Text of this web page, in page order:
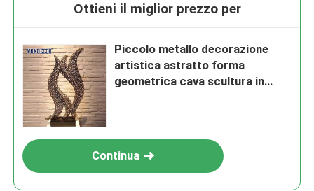
Ottieni il miglior prezzo per
Piccolo metallo decorazione
artistica astratto forma
geometrica cava scultura in
Continua